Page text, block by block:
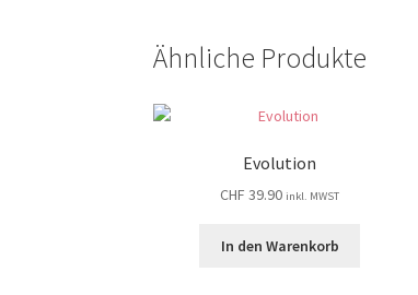
Ähnliche Produkte
Evolution
CHF 39.90 inkl. MWST
In den Warenkorb